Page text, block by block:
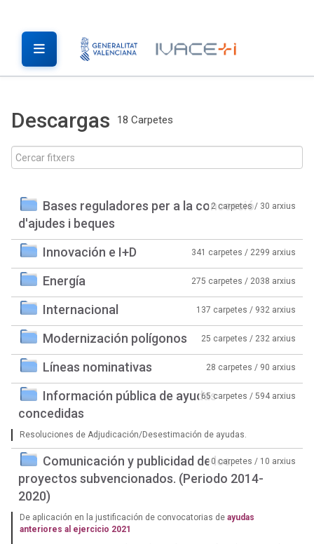
Descargas 18 Carpetes
Bases reguladores per a la concessió
d'ajudes i beques
2 carpetes / 30 arxius
Innovación e I+D 341 carpetes / 2299 arxius
Energía 275 carpetes / 2038 arxius
Internacional 137 carpetes / 932 arxius
Modernización polígonos 25 carpetes / 232 arxius
Líneas nominativas 28 carpetes / 90 arxius
Información pública de ayudas
concedidas
65 carpetes / 594 arxius
Resoluciones de Adjudicación/Desestimación de ayudas.
Comunicación y publicidad de los
proyectos subvencionados. (Periodo 2014-
2020)
0 carpetes / 10 arxius
De aplicación en la justificación de convocatorias de ayudas
anteriores al ejercicio 2021